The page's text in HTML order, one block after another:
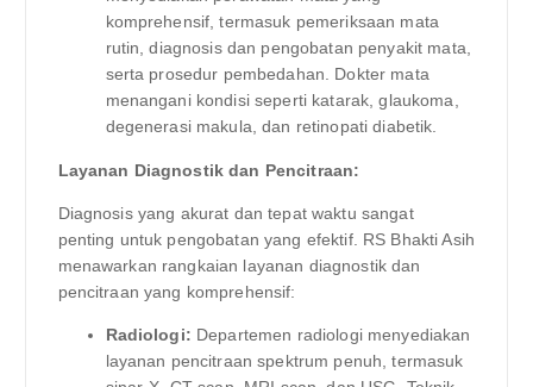
komprehensif, termasuk pemeriksaan mata
rutin, diagnosis dan pengobatan penyakit mata,
serta prosedur pembedahan. Dokter mata
menangani kondisi seperti katarak, glaukoma,
degenerasi makula, dan retinopati diabetik.
Layanan Diagnostik dan Pencitraan:
Diagnosis yang akurat dan tepat waktu sangat
penting untuk pengobatan yang efektif. RS Bhakti Asih
menawarkan rangkaian layanan diagnostik dan
pencitraan yang komprehensif:
Radiologi: Departemen radiologi menyediakan
layanan pencitraan spektrum penuh, termasuk